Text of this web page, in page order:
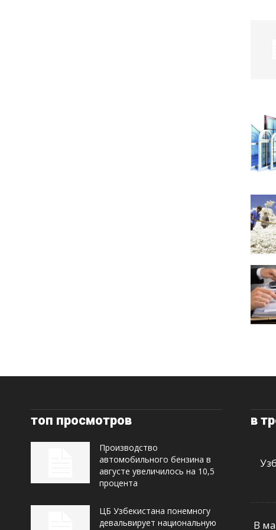
топ просмотров
Производство
автомобильного бензина в
августе увеличилось на 10,5
процента
ЦБ Узбекистана понемногу
девальвирует национальную
в
В